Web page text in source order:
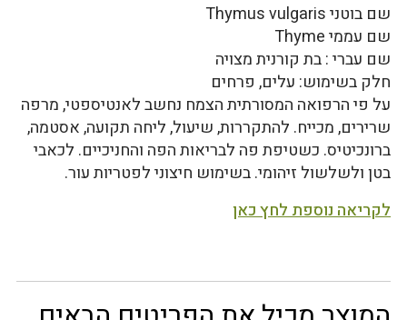
שם בוטני Thymus vulgaris
שם עממי Thyme
שם עברי : בת קורנית מצויה
חלק בשימוש: עלים, פרחים
על פי הרפואה המסורתית הצמח נחשב לאנטיספטי, מרפה
שרירים, מכייח. להתקררות, שיעול, ליחה תקועה, אסטמה,
ברונכיטיס. כשטיפת פה לבריאות הפה והחניכיים. לכאבי
בטן ולשלשול זיהומי. בשימוש חיצוני לפטריות עור.
לקריאה נוספת לחץ כאן